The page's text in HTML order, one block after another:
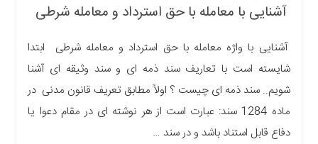
آشنایی با معامله با حق استرداد و معامله شرطی
آشنایی با واژه معامله با حق استرداد و معامله شرطی ابتدا
شایسته است با تعاریف سند ذمه ای و سند وثیقه ای آشنا
شویم.. سند ذمه ای چیست ؟ اولاً مطابق تعریف قانون مدنی در
ماده 1284 سند: عبارت است از هر نوشته ای در مقام دعوا یا
دفاع قابل استناد باشد و در سند …